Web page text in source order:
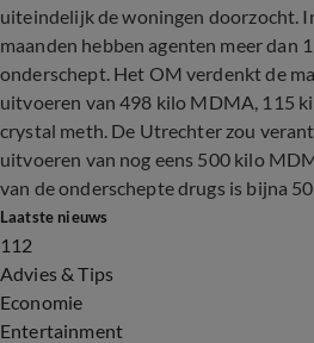
uiteindelijk de woningen doorzocht.
maanden hebben agenten meer dan
onderschept. Het OM verdenkt de
uitvoeren van 498 kilo MDMA, 115
crystal meth. De Utrechter zou
uitvoeren van nog eens 500 kilo
van de onderschepte drugs is bijna
Laatste nieuws
112
Advies & Tips
Economie
Entertainment